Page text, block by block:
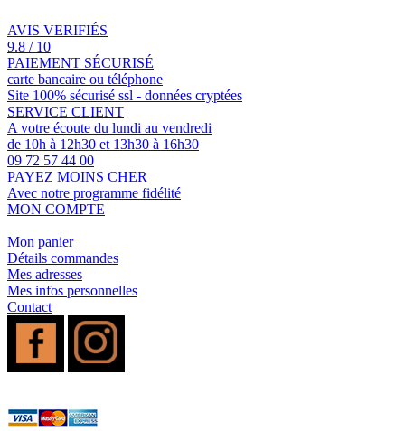
AVIS VERIFIÉS
9.8 / 10
PAIEMENT SÉCURISÉ
carte bancaire ou téléphone
Site 100% sécurisé ssl - données cryptées
SERVICE CLIENT
A votre écoute du lundi au vendredi
de 10h à 12h30 et 13h30 à 16h30
09 72 57 44 00
PAYEZ MOINS CHER
Avec notre programme fidélité
MON COMPTE
Mon panier
Détails commandes
Mes adresses
Mes infos personnelles
Contact